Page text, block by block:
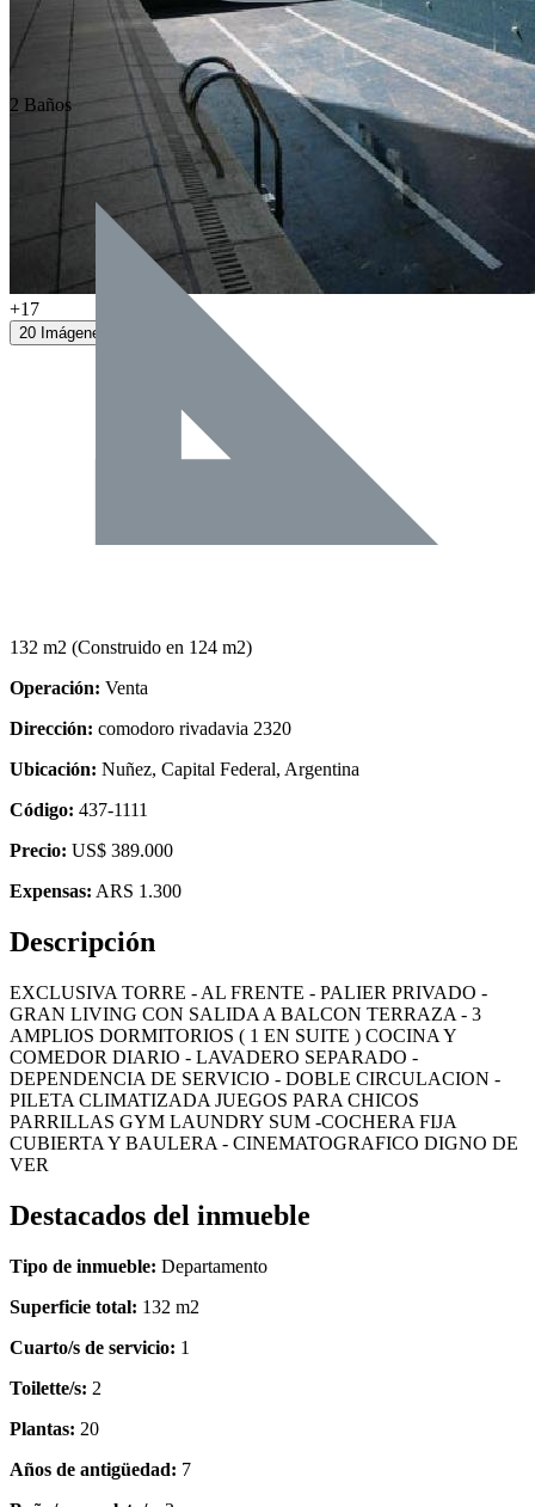
+17
20 Imágenes
2 Baños
132 m2 (Construido en 124 m2)
Operación: Venta
Dirección: comodoro rivadavia 2320
Ubicación: Nuñez, Capital Federal, Argentina
Código: 437-1111
Precio: US$ 389.000
Expensas: ARS 1.300
Descripción
EXCLUSIVA TORRE - AL FRENTE - PALIER PRIVADO -
GRAN LIVING CON SALIDA A BALCON TERRAZA - 3
AMPLIOS DORMITORIOS ( 1 EN SUITE ) COCINA Y
COMEDOR DIARIO - LAVADERO SEPARADO -
DEPENDENCIA DE SERVICIO - DOBLE CIRCULACION -
PILETA CLIMATIZADA JUEGOS PARA CHICOS
PARRILLAS GYM LAUNDRY SUM -COCHERA FIJA
CUBIERTA Y BAULERA - CINEMATOGRAFICO DIGNO DE
VER
Destacados del inmueble
Tipo de inmueble: Departamento
Superficie total: 132 m2
Cuarto/s de servicio: 1
Toilette/s: 2
Plantas: 20
Años de antigüedad: 7